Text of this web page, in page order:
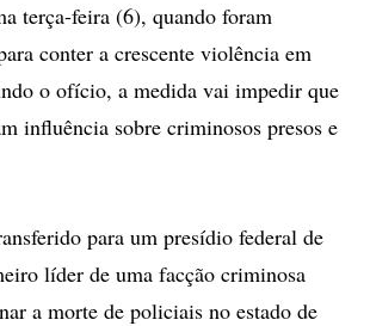
terça-feira (6), quando foram
conter a crescente violência em
o ofício, a medida vai impedir que
influência sobre criminosos presos e
para um presídio federal de
líder de uma facção criminosa
a morte de policiais no estado de